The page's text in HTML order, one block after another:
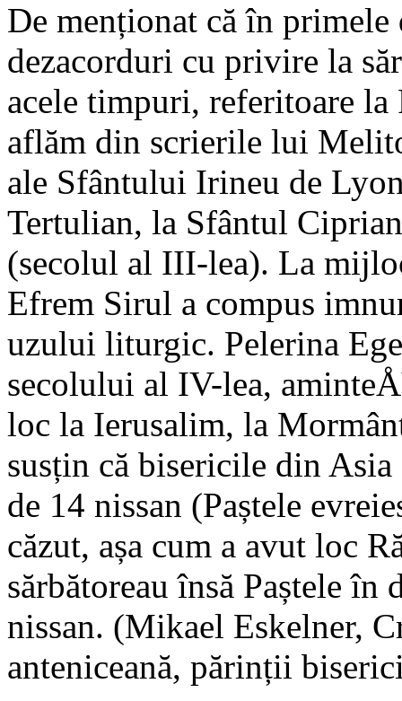
De menționat că în primele
dezacorduri cu privire la
acele timpuri, referitoare
aflăm din scrierile lui
ale Sfântului Irineu de
Tertulian, la Sfântul
(secolul al III-lea). La
Efrem Sirul a compus
uzului liturgic. Pelerina
secolului al IV-lea,
loc la Ierusalim, la
susțin că bisericile din
de 14 nissan (Paștele
căzut, așa cum a avut loc
sărbătoreau însă Paștele
nissan. (Mikael Eskelner,
anteniceană, părinții